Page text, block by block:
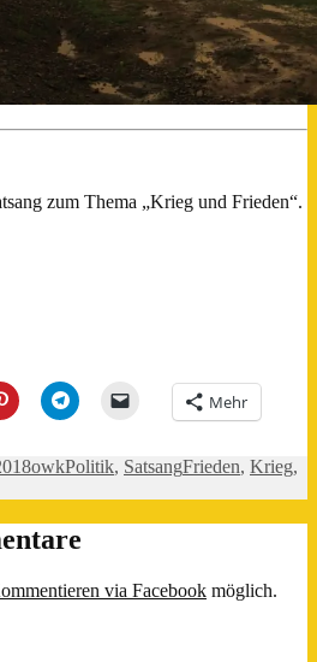
zum Thema „Krieg und Frieden“.
Mehr
Autor
owkKategorien
Politik, SatsangSchlagwörter
Frieden, Krieg,
via Facebook möglich.